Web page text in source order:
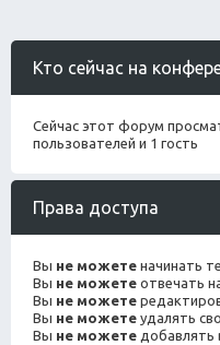
Кто сейчас на
Сейчас этот форум
пользователей и 1 гость
Права доступа
Вы не можете начинать
Вы не можете отвечать
Вы не можете
Вы не можете удалять
Вы не можете добавлять